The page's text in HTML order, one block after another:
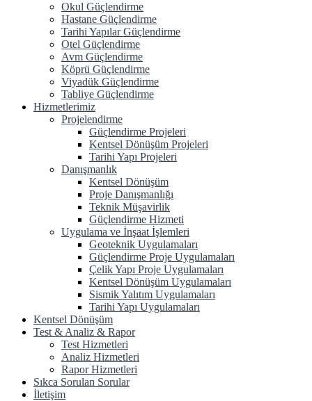
Okul Güçlendirme
Hastane Güçlendirme
Tarihi Yapılar Güçlendirme
Otel Güçlendirme
Avm Güçlendirme
Köprü Güçlendirme
Viyadük Güçlendirme
Tabliye Güçlendirme
Hizmetlerimiz
Projelendirme
Güçlendirme Projeleri
Kentsel Dönüşüm Projeleri
Tarihi Yapı Projeleri
Danışmanlık
Kentsel Dönüşüm
Proje Danışmanlığı
Teknik Müşavirlik
Güçlendirme Hizmeti
Uygulama ve İnşaat İşlemleri
Geoteknik Uygulamaları
Güçlendirme Proje Uygulamaları
Çelik Yapı Proje Uygulamaları
Kentsel Dönüşüm Uygulamaları
Sismik Yalıtım Uygulamaları
Tarihi Yapı Uygulamaları
Kentsel Dönüşüm
Test & Analiz & Rapor
Test Hizmetleri
Analiz Hizmetleri
Rapor Hizmetleri
Sıkca Sorulan Sorular
İletişim